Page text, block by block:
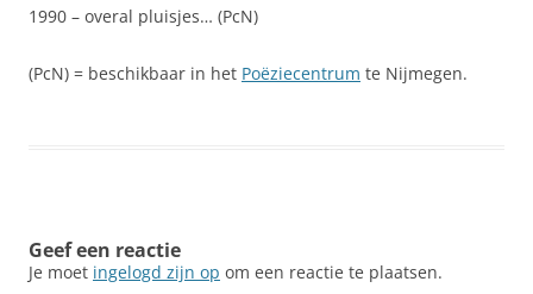
1990 – overal pluisjes… (PcN)
(PcN) = beschikbaar in het Poëziecentrum te Nijmegen.
Geef een reactie
Je moet ingelogd zijn op om een reactie te plaatsen.